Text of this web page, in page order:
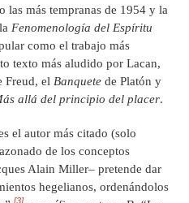
las más tempranas de 1954 y la
Fenomenología del Espíritu
como el trabajo más
texto más aludido por Lacan,
Freud, el Banquete de Platón y
allá del principio del placer.
el autor más citado (solo
de los conceptos
Alain Miller– pretende dar
hegelianos, ordenándolos
[3]